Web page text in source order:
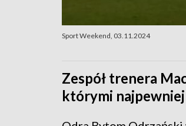
Sport Weekend, 03.11.2024
Zespół trenera
którymi